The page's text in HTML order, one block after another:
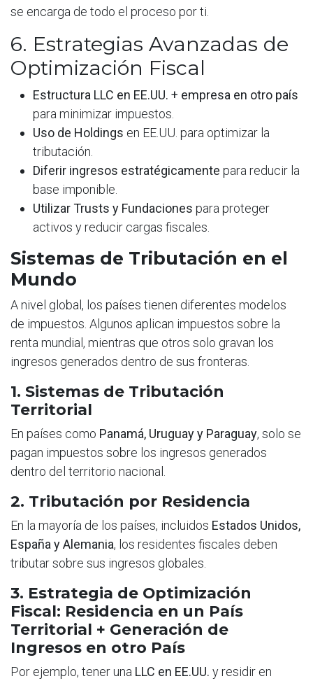
se encarga de todo el proceso por ti.
6. Estrategias Avanzadas de
Optimización Fiscal
Estructura LLC en EE.UU. + empresa en otro país
para minimizar impuestos.
Uso de Holdings en EE.UU. para optimizar la
tributación.
Diferir ingresos estratégicamente para reducir la
base imponible.
Utilizar Trusts y Fundaciones para proteger
activos y reducir cargas fiscales.
Sistemas de Tributación en el
Mundo
A nivel global, los países tienen diferentes modelos
de impuestos. Algunos aplican impuestos sobre la
renta mundial, mientras que otros solo gravan los
ingresos generados dentro de sus fronteras.
1. Sistemas de Tributación
Territorial
En países como Panamá, Uruguay y Paraguay, solo se
pagan impuestos sobre los ingresos generados
dentro del territorio nacional.
2. Tributación por Residencia
En la mayoría de los países, incluidos Estados Unidos,
España y Alemania, los residentes fiscales deben
tributar sobre sus ingresos globales.
3. Estrategia de Optimización
Fiscal: Residencia en un País
Territorial + Generación de
Ingresos en otro País
Por ejemplo, tener una LLC en EE.UU. y residir en